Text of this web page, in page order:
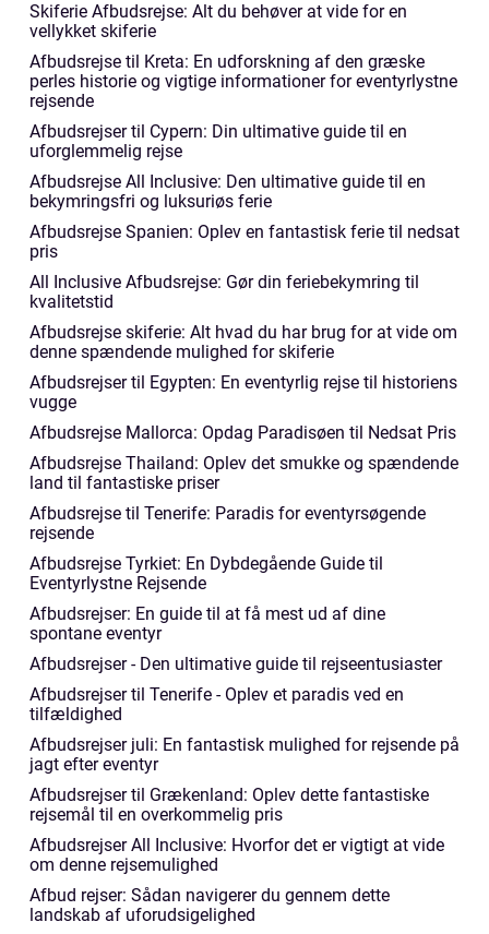
Skiferie Afbudsrejse: Alt du behøver at vide for en
vellykket skiferie
Afbudsrejse til Kreta: En udforskning af den græske
perles historie og vigtige informationer for eventyrlystne
rejsende
Afbudsrejser til Cypern: Din ultimative guide til en
uforglemmelig rejse
Afbudsrejse All Inclusive: Den ultimative guide til en
bekymringsfri og luksuriøs ferie
Afbudsrejse Spanien: Oplev en fantastisk ferie til nedsat
pris
All Inclusive Afbudsrejse: Gør din feriebekymring til
kvalitetstid
Afbudsrejse skiferie: Alt hvad du har brug for at vide om
denne spændende mulighed for skiferie
Afbudsrejser til Egypten: En eventyrlig rejse til historiens
vugge
Afbudsrejse Mallorca: Opdag Paradisøen til Nedsat Pris
Afbudsrejse Thailand: Oplev det smukke og spændende
land til fantastiske priser
Afbudsrejse til Tenerife: Paradis for eventyrsøgende
rejsende
Afbudsrejse Tyrkiet: En Dybdegående Guide til
Eventyrlystne Rejsende
Afbudsrejser: En guide til at få mest ud af dine
spontane eventyr
Afbudsrejser - Den ultimative guide til rejseentusiaster
Afbudsrejser til Tenerife - Oplev et paradis ved en
tilfældighed
Afbudsrejser juli: En fantastisk mulighed for rejsende på
jagt efter eventyr
Afbudsrejser til Grækenland: Oplev dette fantastiske
rejsemål til en overkommelig pris
Afbudsrejser All Inclusive: Hvorfor det er vigtigt at vide
om denne rejsemulighed
Afbud rejser: Sådan navigerer du gennem dette
landskab af uforudsigelighed